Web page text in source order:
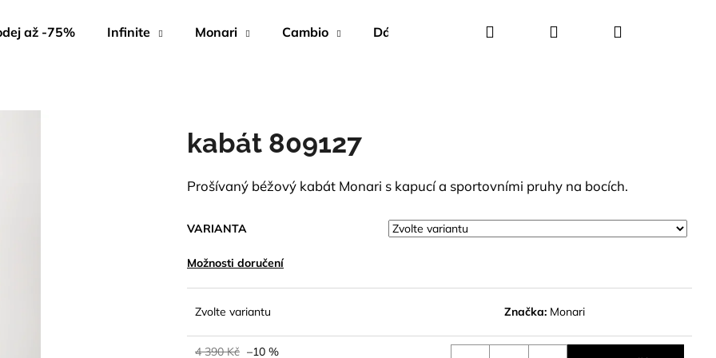
až -75% Infinite Monari Cambio Dárkové poukazy Creenstone
Hledat PřihlášeníNákupní
kabát 809127
Prošívaný béžový kabát Monari s kapucí a sportovními pruhy na bocích.
VARIANTA
Možnosti doručení
Zvolte variantu Značka: Monari
4 390 Kč –10 %
HLEDAT